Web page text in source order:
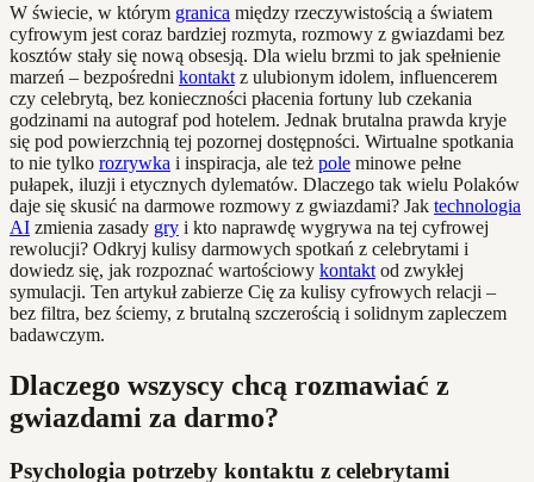
W świecie, w którym granica między rzeczywistością a światem
cyfrowym jest coraz bardziej rozmyta, rozmowy z gwiazdami bez
kosztów stały się nową obsesją. Dla wielu brzmi to jak spełnienie
marzeń – bezpośredni kontakt z ulubionym idolem, influencerem
czy celebrytą, bez konieczności płacenia fortuny lub czekania
godzinami na autograf pod hotelem. Jednak brutalna prawda kryje
się pod powierzchnią tej pozornej dostępności. Wirtualne spotkania
to nie tylko rozrywka i inspiracja, ale też pole minowe pełne
pułapek, iluzji i etycznych dylematów. Dlaczego tak wielu Polaków
daje się skusić na darmowe rozmowy z gwiazdami? Jak technologia
AI zmienia zasady gry i kto naprawdę wygrywa na tej cyfrowej
rewolucji? Odkryj kulisy darmowych spotkań z celebrytami i
dowiedz się, jak rozpoznać wartościowy kontakt od zwykłej
symulacji. Ten artykuł zabierze Cię za kulisy cyfrowych relacji –
bez filtra, bez ściemy, z brutalną szczerością i solidnym zapleczem
badawczym.
Dlaczego wszyscy chcą rozmawiać z
gwiazdami za darmo?
Psychologia potrzeby kontaktu z celebrytami